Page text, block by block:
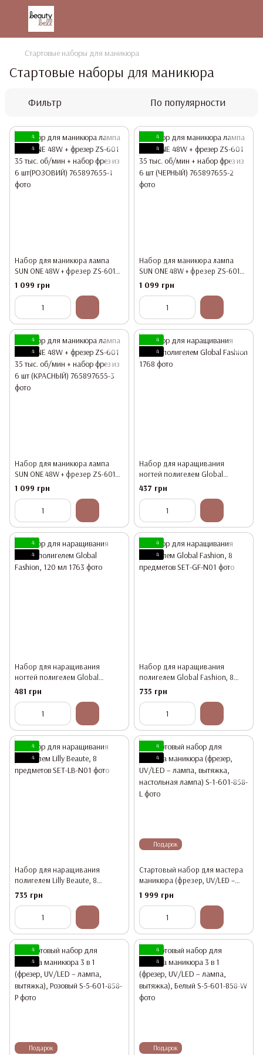
Стартовые наборы для маникюра
Стартовые наборы для маникюра
Фильтр По популярности
4
4
Набор для маникюра лампа
SUN ONE 48W + фрезер ZS-601
35 тыс. об/мин + набор фрез из
6 шт(РОЗОВИЙ)
1 099 грн
4
4
Набор для маникюра лампа
SUN ONE 48W + фрезер ZS-601
35 тыс. об/мин + набор фрез из
6 шт (ЧЕРНЫЙ)
1 099 грн
4
4
Набор для маникюра лампа
SUN ONE 48W + фрезер ZS-601
35 тыс. об/мин + набор фрез из
6 шт (КРАСНЫЙ)
1 099 грн
4
4
Набор для наращивания
ногтей полигелем Global
Fashion
437 грн
4
4
Набор для наращивания
ногтей полигелем Global
Fashion, 120 мл
481 грн
4
4
Набор для наращивания
полигелем Global Fashion, 8
предметов
735 грн
4
4
Набор для наращивания
полигелем Lilly Beaute, 8
предметов
735 грн
Подарок
4
4
Стартовый набор для мастера
маникюра (фрезер, UV/LED –
лампа, вытяжка, настольная
1 999 грн
Подарок
4
4
Подарок
4
4